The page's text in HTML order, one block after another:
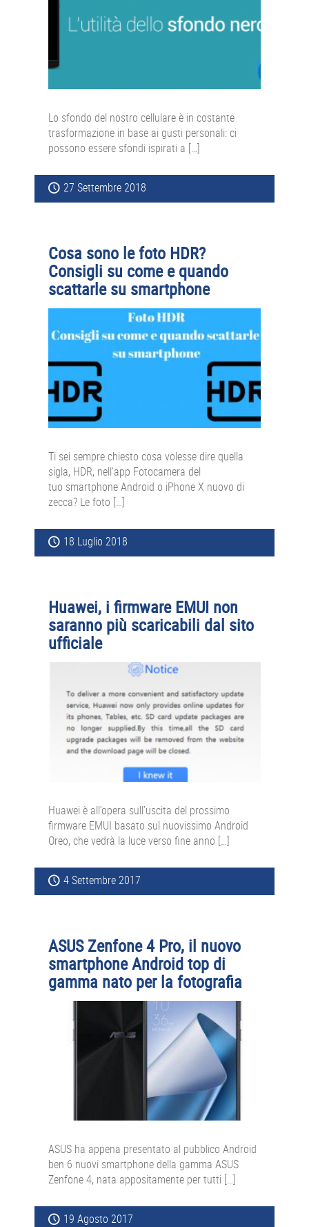
Lo sfondo del nostro cellulare è in costante
trasformazione in base ai gusti personali: ci
possono essere sfondi ispirati a […]
27 Settembre 2018
Cosa sono le foto HDR?
Consigli su come e quando
scattarle su smartphone
Ti sei sempre chiesto cosa volesse dire quella
sigla, HDR, nell’app Fotocamera del
tuo smartphone Android o iPhone X nuovo di
zecca? Le foto […]
18 Luglio 2018
Huawei, i firmware EMUI non
saranno più scaricabili dal sito
ufficiale
Huawei è all’opera sull’uscita del prossimo
firmware EMUI basato sul nuovissimo Android
Oreo, che vedrà la luce verso fine anno […]
4 Settembre 2017
ASUS Zenfone 4 Pro, il nuovo
smartphone Android top di
gamma nato per la fotografia
ASUS ha appena presentato al pubblico Android
ben 6 nuovi smartphone della gamma ASUS
Zenfone 4, nata appositamente per tutti […]
19 Agosto 2017